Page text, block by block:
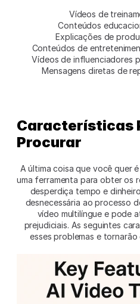
Vídeos de
Conteúdos
Explicações de
Conteúdos de
Vídeos de influenciadores
Mensagens diretas de
Características
Procurar
A última coisa que você quer
uma ferramenta para obter os
desperdiça tempo e
desnecessária ao processo
vídeo multilíngue e pode
prejudiciais. As seguintes
esses problemas e